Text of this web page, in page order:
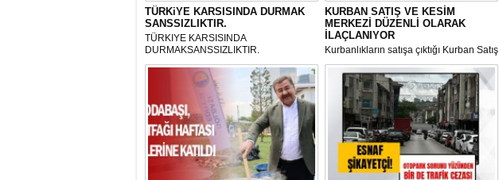
TÜRKiYE KARSISINDA DURMAK
SANSSIZLIKTIR.
TÜRKIYE KARSISINDA
DURMAKSANSSIZLIKTIR.
KURBAN SATIŞ VE KESİM
MERKEZİ DÜZENLİ OLARAK
İLAÇLANIYOR
Kurbanlıkların satışa çıktığı Kurban Satış
ve Kesim Merkezi, haşere ve
mikropların önüne geçilmesi amacıyla
her gün Gölbaşı Belediyesi ekipleri
tarafından düzenli olarak ilaçlanıyor.